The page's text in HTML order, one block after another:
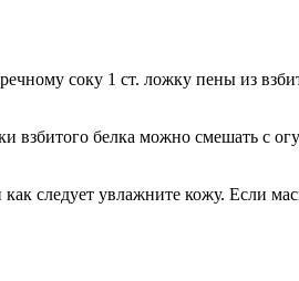
соку 1 ст. ложку пены из
взбитого белка можно смешать с
следует увлажните кожу. Если